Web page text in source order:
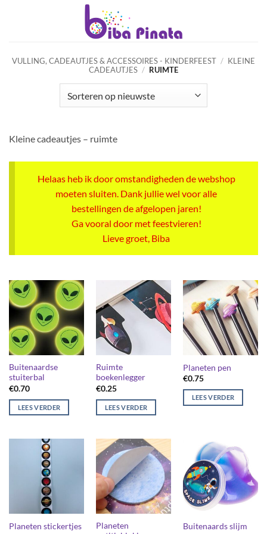
VULLING, CADEAUTJES & ACCESSOIRES - KINDERFEEST / KLEINE
CADEAUTJES / RUIMTE
Kleine cadeautjes – ruimte
Helaas heb ik door omstandigheden de webshop
moeten sluiten. Dank jullie wel voor alle
bestellingen de afgelopen jaren!
Ga vooral door met feestvieren!
Lieve groet, Biba
Buitenaardse
stuiterbal
€0.70
LEES VERDER
Ruimte
boekenlegger
€0.25
LEES VERDER
Planeten pen
€0.75
LEES VERDER
Planeten stickertjes
Planeten
Buitenaards slijm